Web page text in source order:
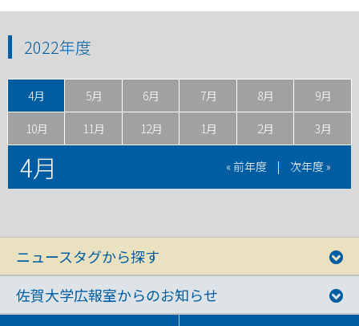
2022年度
4月 5月 6月 7月 8月 9月
10月 11月 12月 1月 2月 3月
4月 « 前年度 | 次年度 »
ニュースタグから探す
佐賀大学広報室からのお知らせ